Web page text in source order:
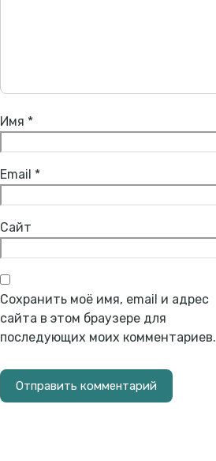
Имя *
Email *
Сайт
Сохранить моё имя, email и адрес
сайта в этом браузере для
последующих моих комментариев.